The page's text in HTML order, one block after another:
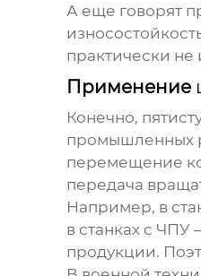
А еще говорят
практически не
Применение
Конечно,
промышленных
перемещение
передача
Например, в
в станках с ЧПУ
продукции.